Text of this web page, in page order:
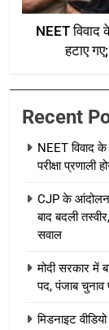
NEET
हटाए
Recent
NEET विवाद
परीक्षा प्रणाली
CJP के आंदोलन
बाद बदली
सवाल
मोदी सरकार में
पद, पंजाब
मिडनाइट